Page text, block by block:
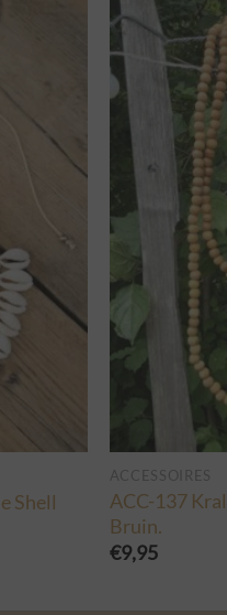
Shell
ACC-137
Bruin.
€9,95